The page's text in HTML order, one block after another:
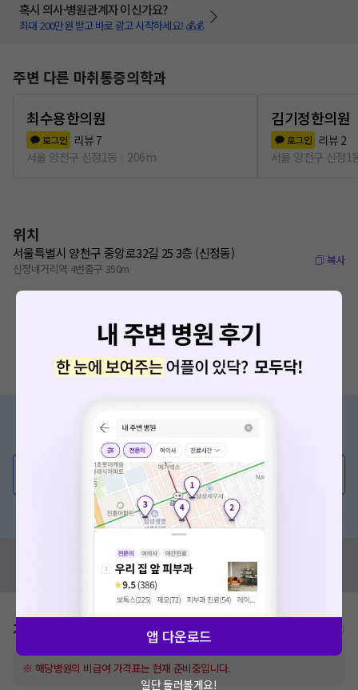
혹시 의사·병원관계자 이신가요?
최대 200만원 받고 바로 광고 시작하세요! 💰💰
주변 다른 마취통증의학과
최수용한의원
로그인 리뷰 7
서울 양천구 신정1동
206m
김기정한의원
로그인 리뷰 2
서울 양천구 신정1
위치
서울특별시 양천구 중앙로32길 25 3층 (신정동)
신정네거리역 4번출구 350m
복사
증상/치료, 궁금한 점이 있나요?
의사가 직접 답해드려요!
💬 무엇이든 물어보세요
혹은, 의료상담 서비스에 다양한 게시글 보러가기
혹시 잘못된 병원정보가 있나요?
모두닥 팀에 알려주세요!
가격표
※ 해당병원의 비급여 가격표는 현재 준비중입니다.
앱 다운로드
일단 둘러볼게요!